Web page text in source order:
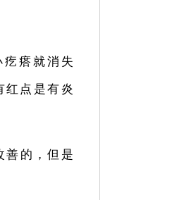
瘩就消失
红点是有炎
善的，但是